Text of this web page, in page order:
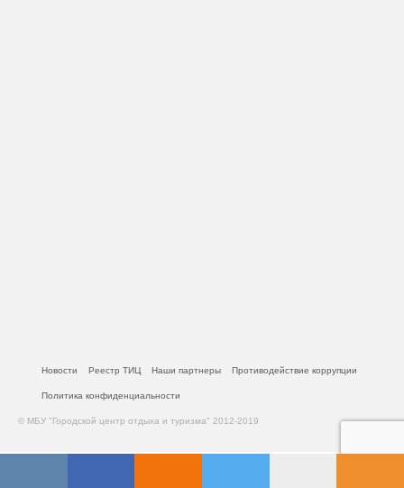
Новости Реестр ТИЦ Наши партнеры Противодействие коррупции
Политика конфиденциальности
© МБУ "Городской центр отдыха и туризма" 2012-2019